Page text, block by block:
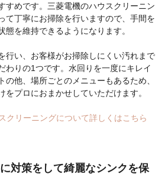
すめです。三菱電機のハウスクリーニン
て丁寧にお掃除を行いますので、手間を
態を維持できるようになります。
行い、お客様がお掃除しにくい汚れまで
わりの1つです。水回りを一度にキレイ
の他、場所ごとのメニューもあるため、
をプロにおまかせしていただけます。
クリーニングについて詳しくはこちら
対策をして綺麗なシンクを保